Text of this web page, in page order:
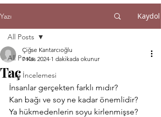
Yazı Kaydol
All Posts
Film İncelemesi
All Posts
Taç
Çiğse Kantarcıoğlu
7 Kas 2024 1 dakikada okunur
İnsanlar gerçekten farklı mıdır?
Kan bağı ve soy ne kadar önemlidir?
Ya hükmedenlerin soyu kirlenmişse?